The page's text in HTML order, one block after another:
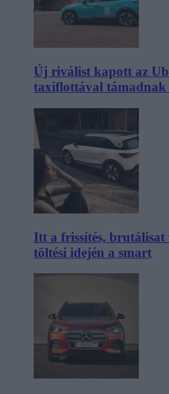
Új riválist kapott az
taxiflottával támadnak
Itt a frissítés,
töltési idején a smart